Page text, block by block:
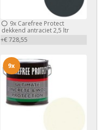
9xCarefree Protect
dekkend antraciet 2,5 ltr
+€ 728,55
9x